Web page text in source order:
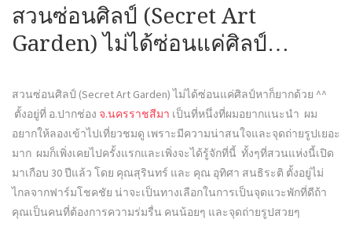
สวนซ่อนศิลป์ (Secret Art
Garden) ไม่ได้ซ่อนแค่ศิลป์…
สวนซ่อนศิลป์ (Secret Art Garden) ไม่ได้ซ่อนแค่ศิลป์หาก็ยากด้วย ^^
ตั้งอยู่ที่ อ.ปากช่อง จ.นครราชสีมา เป็นที่หนึ่งที่ผมอยากแนะนำ ผม
อยากให้ลองเข้าไปเที่ยวชมดู เพราะมีความน่าสนใจและจุดถ่ายรูปเยอะ
มาก ผมก็เพิ่งเคยไปครั้งแรกและเพิ่งจะได้รู้จักที่นี้ ทั้งๆที่สวนแห่งนี้เปิด
มาเกือบ 30 ปีแล้ว โดย คุณสุรินทร์ และ คุณ อุทิศา สนธิระติ ตั้งอยู่ไม่
ไกลจากฟาร์มโชคชัย น่าจะเป็นทางเลือกในการเป็นจุดแวะพักที่ดีถ้า
คุณเป็นคนที่ต้องการความร่มรื่น คนน้อยๆ และจุดถ่ายรูปสวยๆ